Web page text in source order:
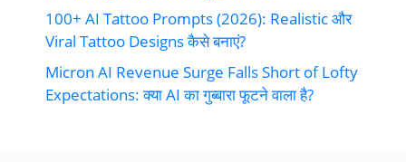
100+ AI Tattoo Prompts (2026): Realistic और
Viral Tattoo Designs कैसे बनाएं?
Micron AI Revenue Surge Falls Short of Lofty
Expectations: क्या AI का गुब्बारा फूटने वाला है?